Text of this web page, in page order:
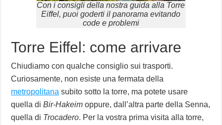
Con i consigli della nostra guida alla Torre
Eiffel, puoi goderti il panorama evitando
code e problemi
Torre Eiffel: come arrivare
Chiudiamo con qualche consiglio sui trasporti.
Curiosamente, non esiste una fermata della
metropolitana subito sotto la torre, ma potete usare
quella diBir-Hakeim oppure, dall’altra parte della Senna,
quella di Trocadero. Per la vostra prima visita alla torre,